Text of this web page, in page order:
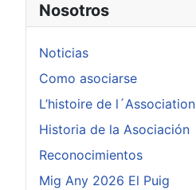
Nosotros
Noticias
Como asociarse
L’histoire de l´Association
Historia de la Asociación
Reconocimientos
Mig Any 2026 El Puig